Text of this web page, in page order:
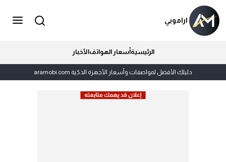
اراموبي
الرئيسيةأسعار الهواتفالأخبار
دليلك الأفضل لمواصفات وأسعار الأجهزة الذكية aramobi.com